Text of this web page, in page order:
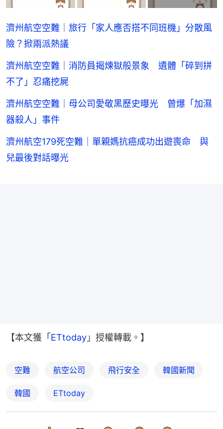
濟州航空空難｜旅行「家人應否搭不同班機」分散風
險？掀兩派熱議
濟州航空空難｜消防員揭煉獄般景象 遺體「碎到拼
不了」忍痛挖屍
濟州航空空難｜母公司愛敬黑歷史曝光 曾爆「加濕
器殺人」事件
濟州航空179死空難｜單親媽抗癌成功出遊喪命 與
兒最後對話曝光
【本文獲「 ETtoday 」授權轉載。】
空難 航空公司 飛行安全 韓國新聞
韓國 ETtoday